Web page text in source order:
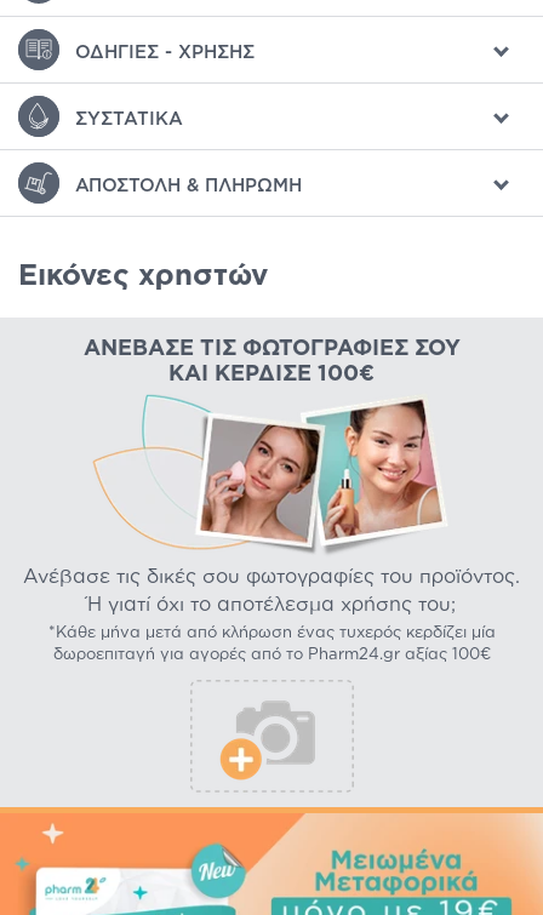
ΟΔΗΓΊΕΣ - ΧΡΉΣΗΣ
ΣΥΣΤΑΤΙΚΆ
ΑΠΟΣΤΟΛΉ & ΠΛΗΡΩΜΉ
Εικόνες χρηστών
ΑΝΈΒΑΣΕ ΤΙΣ ΦΩΤΟΓΡΑΦΊΕΣ ΣΟΥ
ΚΑΙ ΚΈΡΔΙΣΕ 100€
Ανέβασε τις δικές σου φωτογραφίες του προϊόντος.
Ή γιατί όχι το αποτέλεσμα χρήσης του;
*Κάθε μήνα μετά από κλήρωση ένας τυχερός κερδίζει μία
δωροεπιταγή για αγορές από το Pharm24.gr αξίας 100€